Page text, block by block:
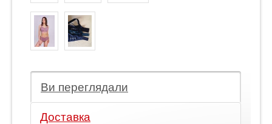
Ви переглядали
Доставка